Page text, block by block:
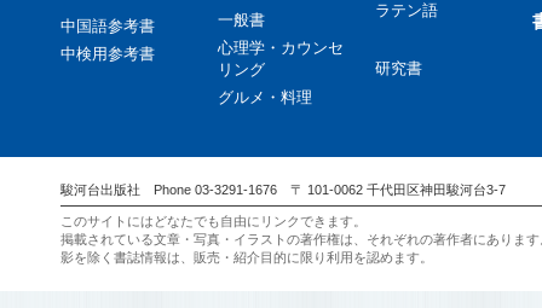
中国語参考書
中検用参考書
一般書
心理学・カウンセ
リング
グルメ・料理
ラテン語
研究書
駿河台出版社 Phone 03-3291-1676 〒 101-0062 千代田区神田駿河台3-7
このサイトにはどなたでも自由にリンクできます。
掲載されている文章・写真・イラストの著作権は、それぞれの著作者にありま
影を除く書誌情報は、販売・紹介目的に限り利用を認めます。